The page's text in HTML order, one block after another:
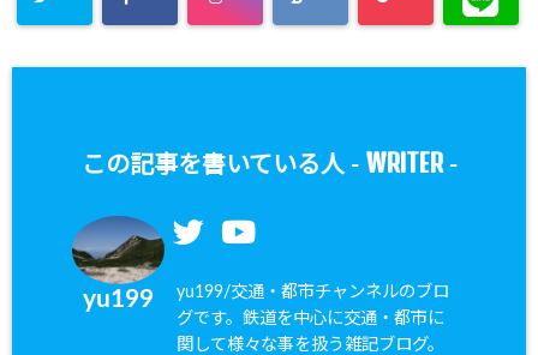
この記事を書いている人 - WRITER-
yu199
yu199/交通・都市チャンネルのブロ
グです。鉄道を中心に交通・都市に
関して様々な事を扱う雑記ブログ。